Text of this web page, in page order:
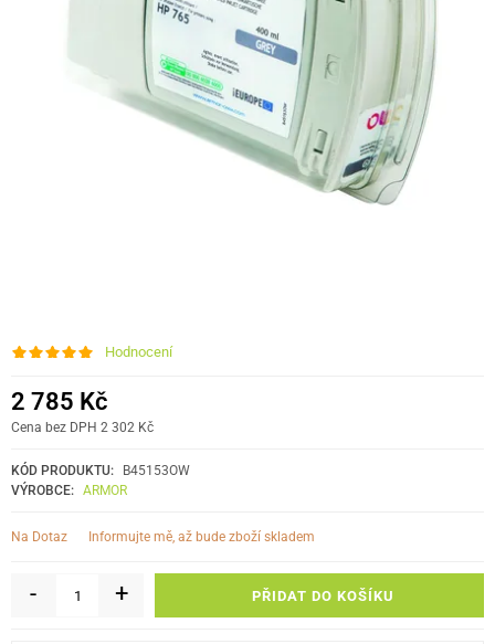
Hodnocení
2 785 Kč
Cena bez DPH 2 302 Kč
KÓD PRODUKTU:
B45153OW
VÝROBCE: ARMOR
Na Dotaz informujte mě, až bude zboží skladem
- + PŘIDAT DO KOŠÍKU